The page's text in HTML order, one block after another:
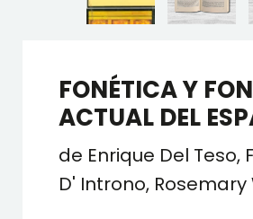
FONÉTICA Y
ACTUAL DEL
de Enrique Del Teso,
D' Introno,